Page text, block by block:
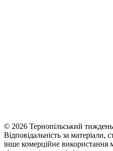
© 2026 Тернопільський
Відповідальність за матеріали,
інше комерційне використання